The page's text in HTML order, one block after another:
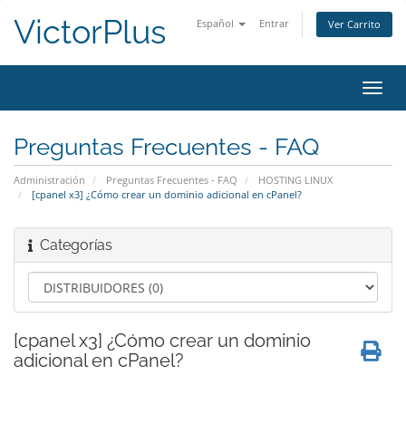
Español Entrar Ver Carrito
VictorPlus
Preguntas Frecuentes - FAQ
Administración Preguntas Frecuentes - FAQ
HOSTING LINUX
[cpanel x3] ¿Cómo crear un dominio adicional en cPanel?
Categorías
[cpanel x3] ¿Cómo crear un dominio
adicional en cPanel?